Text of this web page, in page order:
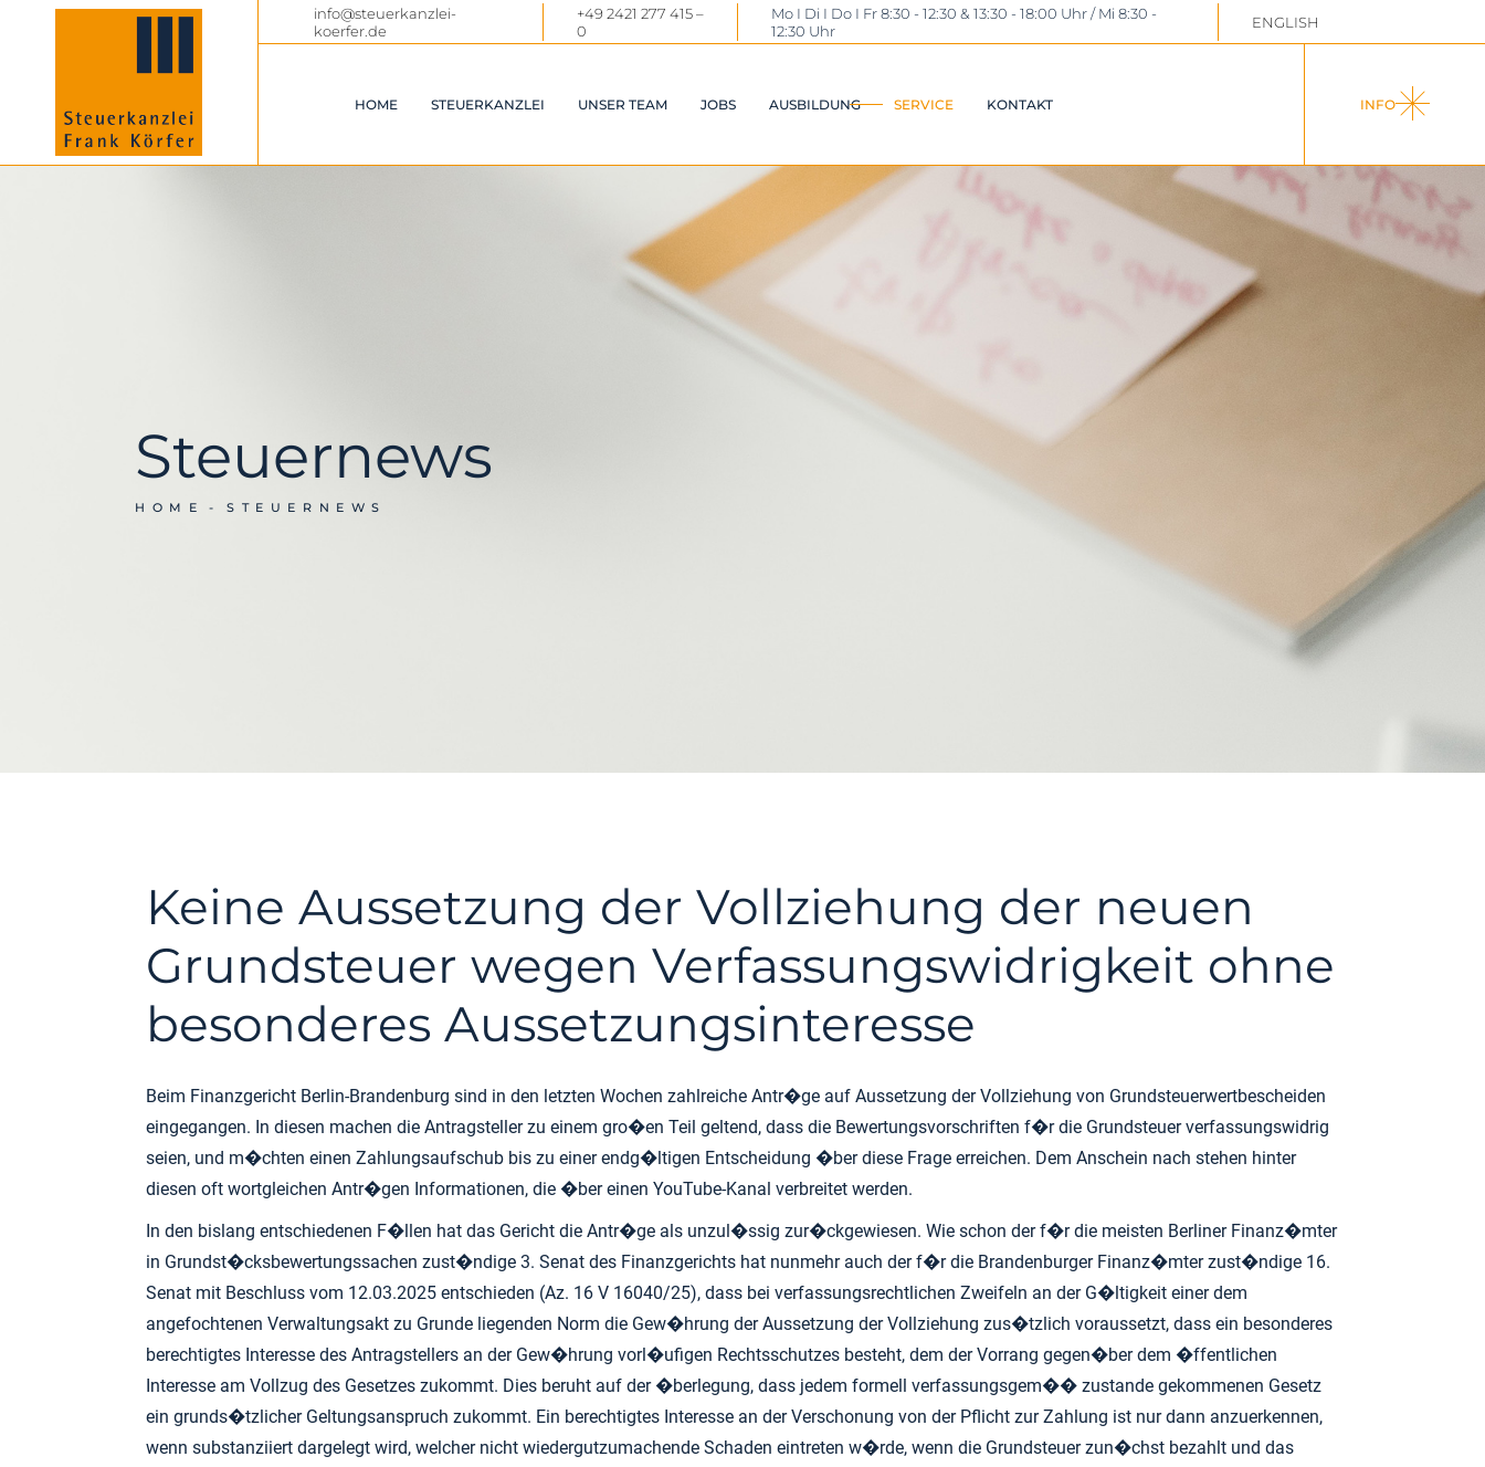
info@steuerkanzlei-
koerfer.de
+49 2421 277 415 –
0
Mo I Di I Do I Fr 8:30 - 12:30 & 13:30 - 18:00 Uhr / Mi 8:30 -
12:30 Uhr
ENGLISH
HOME STEUERKANZLEI UNSER TEAM JOBS AUSBILDUNG SERVICE
DOWNLOADS /
KONTAKT INFO
Steuernews
HOME STEUERNEWS
Keine Aussetzung der Vollziehung der neuen
Grundsteuer wegen Verfassungswidrigkeit ohne
besonderes Aussetzungsinteresse
Beim Finanzgericht Berlin-Brandenburg sind in den letzten Wochen zahlreiche Antr�ge auf Aussetzung der Vollziehung von Grundsteuerwertbescheiden
eingegangen. In diesen machen die Antragsteller zu einem gro�en Teil geltend, dass die Bewertungsvorschriften f�r die Grundsteuer verfassungswidrig
seien, und m�chten einen Zahlungsaufschub bis zu einer endg�ltigen Entscheidung �ber diese Frage erreichen. Dem Anschein nach stehen hinter
diesen oft wortgleichen Antr�gen Informationen, die �ber einen YouTube-Kanal verbreitet werden.
In den bislang entschiedenen F�llen hat das Gericht die Antr�ge als unzul�ssig zur�ckgewiesen. Wie schon der f�r die meisten Berliner Finanz�mter
in Grundst�cksbewertungssachen zust�ndige 3. Senat des Finanzgerichts hat nunmehr auch der f�r die Brandenburger Finanz�mter zust�ndige 16.
Senat mit Beschluss vom 12.03.2025 entschieden (Az. 16 V 16040/25), dass bei verfassungsrechtlichen Zweifeln an der G�ltigkeit einer dem
angefochtenen Verwaltungsakt zu Grunde liegenden Norm die Gew�hrung der Aussetzung der Vollziehung zus�tzlich voraussetzt, dass ein besonderes
berechtigtes Interesse des Antragstellers an der Gew�hrung vorl�ufigen Rechtsschutzes besteht, dem der Vorrang gegen�ber dem �ffentlichen
Interesse am Vollzug des Gesetzes zukommt. Dies beruht auf der �berlegung, dass jedem formell verfassungsgem�� zustande gekommenen Gesetz
ein grunds�tzlicher Geltungsanspruch zukommt. Ein berechtigtes Interesse an der Verschonung von der Pflicht zur Zahlung ist nur dann anzuerkennen,
wenn substanziiert dargelegt wird, welcher nicht wiedergutzumachende Schaden eintreten w�rde, wenn die Grundsteuer zun�chst bezahlt und das